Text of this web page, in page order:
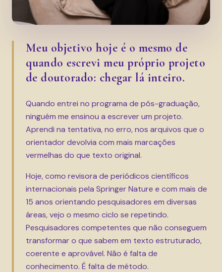
Meu objetivo hoje é o mesmo de
quando escrevi meu próprio projeto
de doutorado: chegar lá inteiro.
Quando entrei no programa de pós-graduação,
ninguém me ensinou a escrever um projeto.
Aprendi na tentativa, no erro, nos arquivos que o
orientador devolvia com mais marcações
vermelhas do que texto original.
Hoje, como revisora de periódicos científicos
internacionais pela Springer Nature e com mais de
15 anos orientando pesquisadores em diversas
áreas, vejo o mesmo ciclo se repetindo.
Pesquisadores competentes que não conseguem
transformar o que sabem em texto estruturado,
coerente e aprovável. Não é falta de
conhecimento. É falta de método.